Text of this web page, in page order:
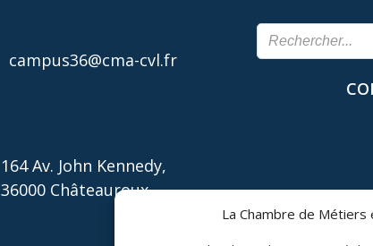
La Chambre de
campus36@cma-cvl.fr
164 Av. John Kennedy,
36000 Châteauroux